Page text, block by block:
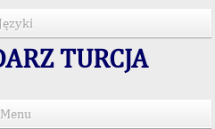
Języki
TURCJA
Menu